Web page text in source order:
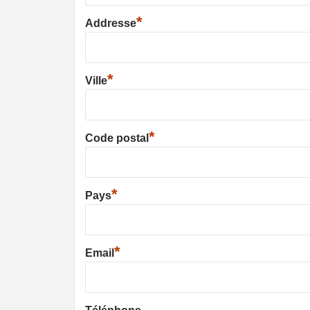
Addresse*
Ville*
Code postal *
Pays*
Email *